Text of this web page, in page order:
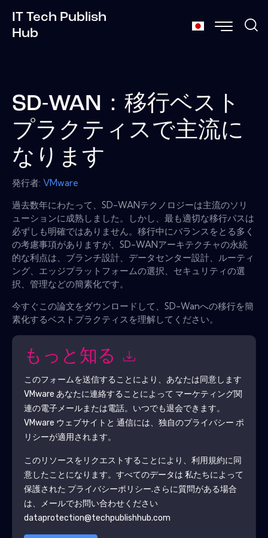
IT Tech Publish
Hub
SD-WAN：移行ベスト
プラクティスで主流に
なります
発行者: VMware
過去数年にわたって、SD-WANテクノロジーは主流のソリ
ューションに成熟しました。しかし、最も適切な移行パスは
必ずしも明確ではありません。移行中にバランスをとる多く
の考慮事項がありますが、SD-WANアーキテクチャの永続
的な利点は、ブランチ設計、データセンター設計、ルーティ
ング、エッジプラットフォームの選択、セキュリティの選
択、管理などの簡素化です。
今すぐこの論文をダウンロードして、SD-Wanへの移行を簡
素化するベストプラクティスを理解してください。
もっと知る
このフォームを送信することにより、あなたは同意します
VMware あなたに連絡することによって マーケティング関
連の電子メールまたは電話。いつでも退会できます。
VMware ウェブサイトと 通信には、独自のプライバシー ポ
リシーが適用されます。
このリソースをリクエストすることにより、利用規約に同
意したことになります。すべてのデータは 私たちによって
保護された プライバシーポリシー.さらに質問がある場合
は、メールでお問い合わせください
dataprotection@techpublishhub.com